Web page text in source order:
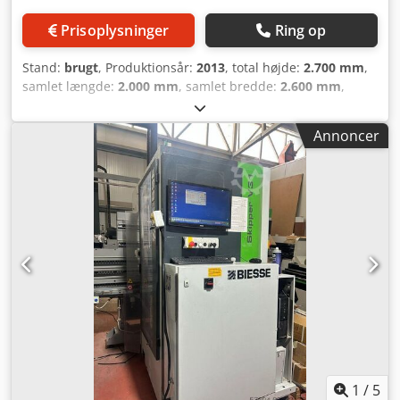
Prisoplysninger Ring op
Stand: brugt, Produktionsår: 2013, total højde: 2.700 mm,
samlet længde: 2.000 mm, samlet bredde: 2.600 mm,
Farve: Hvid Egenvægt: 1.500 kg Pris: Forespørgsel - Årgang:
2013 - Dokumentation tilgængelig: Nej - CE-mærkning: Ja -
CE-certifikat: Nej - Serienummer: 72122 - Effekt,
hovedmotor [kW]: 4 - Antal styrede akser [stk.]: 3 -
Arbejdsområde X [mm]: 2500 - Arbejdsområde Y [mm]: 900
- Arbejdsområde Z [mm]: 70 - Antal fræsespindler [stk.]: 1 -
Værktøjsholder-interface: ISO30 - Min. spindel
omdrejningstal [rpm]: 12000 - Maks. spindel
omdrejningstal [rpm]: 24000 - Horisontal boremaskine: Ja -
Horisontale borespindler [stk.]: 6 - Vertikal boremaskine: Ja
- Vertikale borespindler [stk.]: 10 - Manuel betjening: Ja -
Savværk: Ja - Sikkerhedsanordning: - Spindel
omdrejningstalsregulering: Trinløs Dkjdpfszldzyex Apbsr -
Spænding [V]: 400 - Strømforbrug [A]: 22 - Sikring [A]: 32 -
Effekt [kW]: 12.0 - Transportmål: 2000 mm x 2600 mm x
2700 mm (l x b x h) - Transportvægt [kg]: 1500 kg -
Annoncer
1 / 5